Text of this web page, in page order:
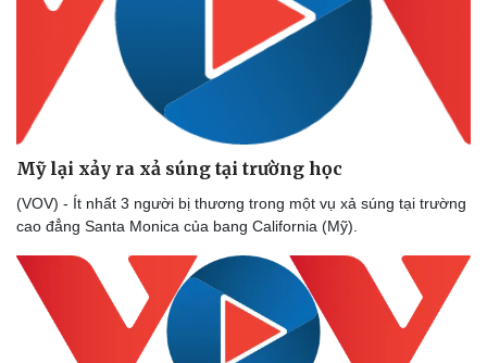
Mỹ lại xảy ra xả súng tại trường học
(VOV) - Ít nhất 3 người bị thương trong một vụ xả súng tại trường
cao đẳng Santa Monica của bang California (Mỹ).